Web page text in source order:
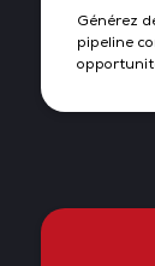
Générez
pipeline